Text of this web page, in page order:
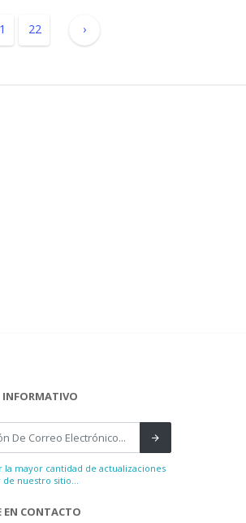
22 ›
la mayor cantidad de actualizaciones
nuestro sitio...
EN CONTACTO